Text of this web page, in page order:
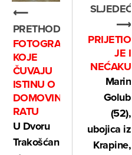
⟵
PRETHODNO
FOTOGRAFIJE
KOJE
ČUVAJU
ISTINU O
DOMOVINSKOM
RATU
U Dvoru
Trakošćan
SLJEDEĆE
⟶
PRIJETIO
JE I
NEĆAKU
Marin
Golub
(52),
ubojica iz
Krapine,